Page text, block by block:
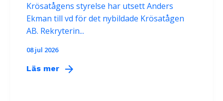
Krösatågens styrelse har utsett Anders
Ekman till vd för det nybildade Krösatågen
AB. Rekryterin...
08 jul 2026
Läs mer arrow_forward